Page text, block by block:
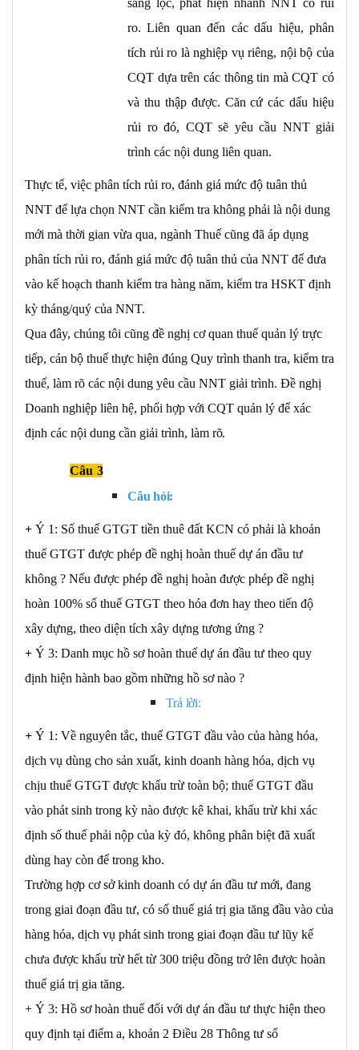
ro. Liên quan đến các dấu hiệu, phân
tích rủi ro là nghiệp vụ riêng, nội bộ của
CQT dựa trên các thông tin mà CQT có
và thu thập được. Căn cứ các dấu hiệu
rủi ro đó, CQT sẽ yêu cầu NNT giải
trình các nội dung liên quan.
Thực tế, việc phân tích rủi ro, đánh giá mức độ tuân thủ
NNT để lựa chọn NNT cần kiểm tra không phải là nội dung
mới mà thời gian vừa qua, ngành Thuế cũng đã áp dụng
phân tích rủi ro, đánh giá mức độ tuân thủ của NNT để đưa
vào kế hoạch thanh kiểm tra hàng năm, kiểm tra HSKT định
kỳ tháng/quý của NNT.
Qua đây, chúng tôi cũng đề nghị cơ quan thuế quản lý trực
tiếp, cán bộ thuế thực hiện đúng Quy trình thanh tra, kiểm tra
thuế, làm rõ các nội dung yêu cầu NNT giải trình. Đề nghị
Doanh nghiệp liên hệ, phối hợp với CQT quản lý để xác
định các nội dung cần giải trình, làm rõ.
Câu 3
Câu hỏi:
+ Ý 1: Số thuế GTGT tiền thuê đất KCN có phải là khoản
thuế GTGT được phép đề nghị hoàn thuế dự án đầu tư
không ? Nếu được phép đề nghị hoàn được phép đề nghị
hoàn 100% số thuế GTGT theo hóa đơn hay theo tiến độ
xây dựng, theo diện tích xây dựng tương ứng ?
+ Ý 3: Danh mục hồ sơ hoàn thuế dự án đầu tư theo quy
định hiện hành bao gồm những hồ sơ nào ?
Trả lời:
+ Ý 1: Về nguyên tắc, thuế GTGT đầu vào của hàng hóa,
dịch vụ dùng cho sản xuất, kinh doanh hàng hóa, dịch vụ
chịu thuế GTGT được khấu trừ toàn bộ; thuế GTGT đầu
vào phát sinh trong kỳ nào được kê khai, khấu trừ khi xác
định số thuế phải nộp của kỳ đó, không phân biệt đã xuất
dùng hay còn để trong kho.
Trường hợp cơ sở kinh doanh có dự án đầu tư mới, đang
trong giai đoạn đầu tư, có số thuế giá trị gia tăng đầu vào của
hàng hóa, dịch vụ phát sinh trong giai đoạn đầu tư lũy kế
chưa được khấu trừ hết từ 300 triệu đồng trở lên được hoàn
thuế giá trị gia tăng.
+ Ý 3: Hồ sơ hoàn thuế đối với dự án đầu tư thực hiện theo
quy định tại điểm a, khoản 2 Điều 28 Thông tư số